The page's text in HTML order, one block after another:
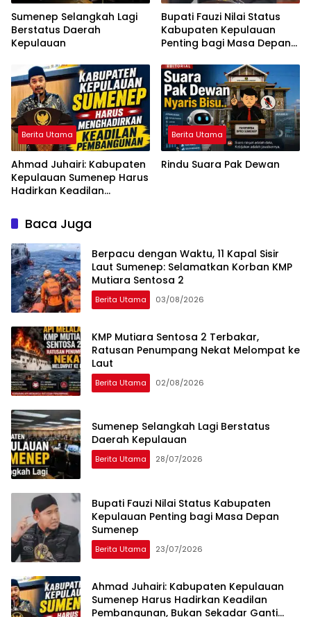
Sumenep Selangkah Lagi
Berstatus Daerah
Kepulauan
Bupati Fauzi Nilai Status
Kabupaten Kepulauan
Penting bagi Masa Depan
Berita Utama
Ahmad Juhairi: Kabupaten
Kepulauan Sumenep Harus
Hadirkan Keadilan
Sekadar Ganti Nama
Berita Utama
Rindu Suara Pak Dewan
Baca Juga
Berpacu dengan Waktu, 11 Kapal Sisir
Laut Sumenep: Selamatkan Korban KMP
Mutiara Sentosa 2
Berita Utama 03/08/2026
KMP Mutiara Sentosa 2 Terbakar,
Ratusan Penumpang Nekat Melompat ke
Laut
Berita Utama 02/08/2026
Sumenep Selangkah Lagi Berstatus
Daerah Kepulauan
Berita Utama 28/07/2026
Bupati Fauzi Nilai Status Kabupaten
Kepulauan Penting bagi Masa Depan
Sumenep
Berita Utama 23/07/2026
Ahmad Juhairi: Kabupaten Kepulauan
Sumenep Harus Hadirkan Keadilan
Pembangunan, Bukan Sekadar Ganti